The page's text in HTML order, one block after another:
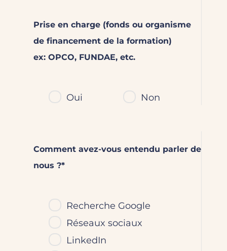
Prise en charge (fonds ou organisme
de financement de la formation)
ex: OPCO, FUNDAE, etc.
Oui Non
Comment avez-vous entendu parler de
nous ?*
Recherche Google
Réseaux sociaux
LinkedIn